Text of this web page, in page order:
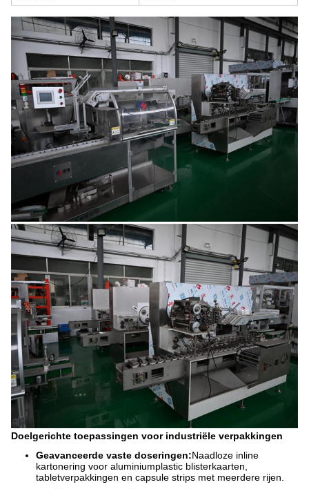
Doelgerichte toepassingen voor industriële verpakkingen
Geavanceerde vaste doseringen:Naadloze inline
kartonering voor aluminiumplastic blisterkaarten,
tabletverpakkingen en capsule strips met meerdere rijen.